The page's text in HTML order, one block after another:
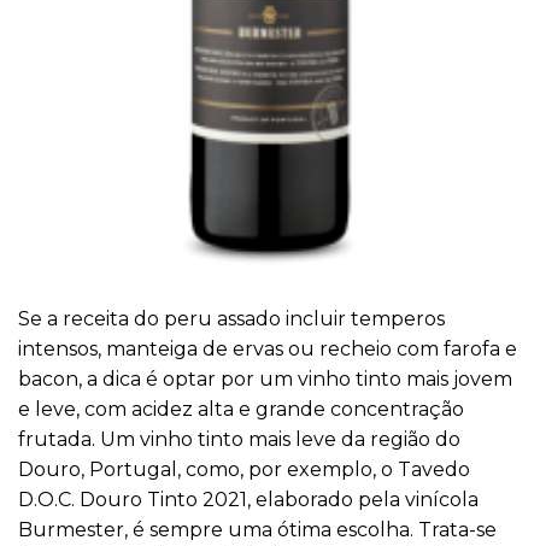
Se a receita do peru assado incluir temperos
intensos, manteiga de ervas ou recheio com farofa e
bacon, a dica é optar por um vinho tinto mais jovem
e leve, com acidez alta e grande concentração
frutada. Um vinho tinto mais leve da região do
Douro, Portugal, como, por exemplo, o Tavedo
D.O.C. Douro Tinto 2021, elaborado pela vinícola
Burmester, é sempre uma ótima escolha. Trata-se